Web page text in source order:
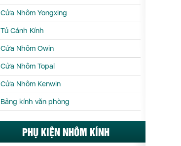
Cửa Nhôm Yongxing
Tủ Cánh Kính
Cửa Nhôm Owin
Cửa Nhôm Topal
Cửa Nhôm Kenwin
Bảng kính văn phòng
PHỤ KIỆN NHÔM KÍNH